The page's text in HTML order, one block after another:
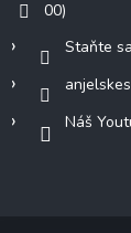
00)
Staňte
Náš